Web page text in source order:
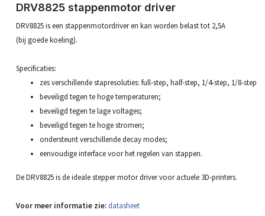
DRV8825 stappenmotor driver
DRV8825 is een stappenmotordriver en kan worden belast tot 2,5A
(bij goede koeling).
Specificaties:
zes verschillende stapresoluties: full-step, half-step, 1/4-step, 1/8-step,
beveiligd tegen te hoge temperaturen;
beveiligd tegen te lage voltages;
beveiligd tegen te hoge stromen;
ondersteunt verschillende decay modes;
eenvoudige interface voor het regelen van stappen.
De DRV8825 is de ideale stepper motor driver voor actuele 3D-printers.
Voor meer informatie zie: datasheet